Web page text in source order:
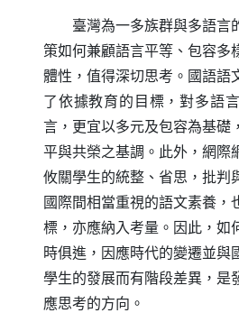
臺灣為一多族群與多語言
策如何兼顧語言平等、包容多
體性，值得深切思考。國語語
了依據教育的目標，對多語
言，更宜以多元及包容為基礎
平與共榮之基調。此外，網際
攸關學生的統整、省思，批判
國際間相當重視的語文素養，
標，亦應納入考量。因此，如
時俱進，因應時代的變遷並與
學生的發展而有階段差異，是
應思考的方向。